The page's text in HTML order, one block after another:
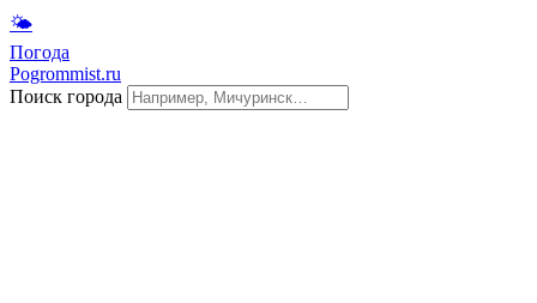
🌤
Погода
Pogrommist.ru
Поиск города